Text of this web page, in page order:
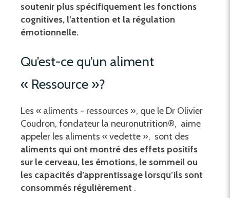
soutenir plus spécifiquement les fonctions
cognitives, l’attention et la régulation
émotionnelle.
Qu’est-ce qu’un aliment
« Ressource »?
Les « aliments - ressources », que le Dr Olivier
Coudron, fondateur la neuronutrition®, aime
appeler les aliments « vedette », sont des
aliments qui ont montré des effets positifs
sur le cerveau, les émotions, le sommeil ou
les capacités d’apprentissage lorsqu’ils sont
consommés régulièrement .